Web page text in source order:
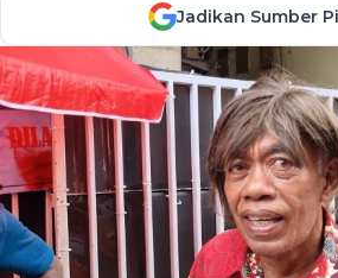
Jadikan Sumber